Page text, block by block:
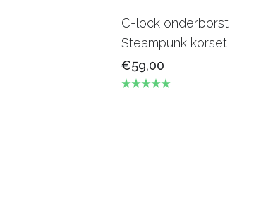
C-lock onderborst
Steampunk korset
€59,00